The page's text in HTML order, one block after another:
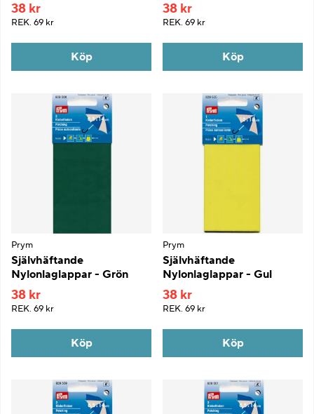
38 kr
REK. 69 kr
Köp
38 kr
REK. 69 kr
Köp
Prym
Självhäftande
Nylonlaglappar - Grön
38 kr
REK. 69 kr
Köp
Prym
Självhäftande
Nylonlaglappar - Gul
38 kr
REK. 69 kr
Köp